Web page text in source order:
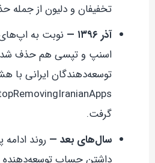
تخفیفان و دلیون از جمله
آذر ۱۳۹۶ —
نوبت به
اسنپ و تپسی هم حذف
توسعه‌دهندگان ایرانی با
گرفت.
سال‌های بعد — روند ادامه
داشتن حساب